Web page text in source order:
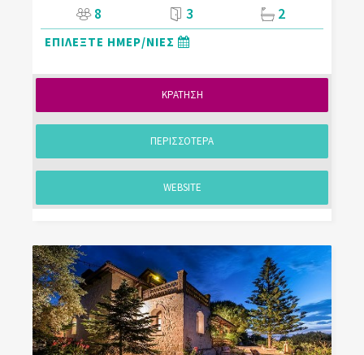
8 3 2
ΕΠΙΛΕΞΤΕ ΗΜΕΡ/ΝΙΕΣ
ΚΡΑΤΗΣΗ
ΠΕΡΙΣΣΟΤΕΡΑ
WEBSITE